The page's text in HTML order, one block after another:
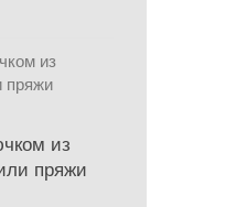
из
пряжи